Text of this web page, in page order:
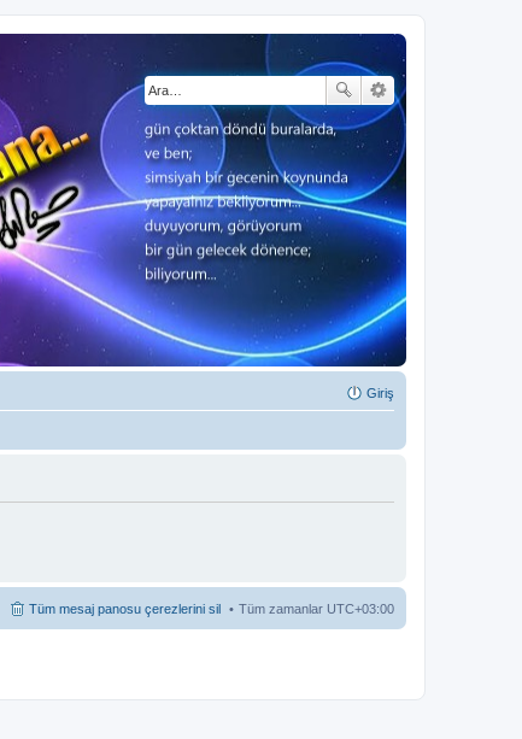
Giriş
Tüm zamanlar UTC+03:00
Tüm mesaj panosu çerezlerini sil